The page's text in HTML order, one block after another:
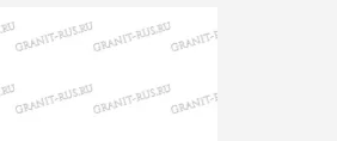
7499,00 ₽.